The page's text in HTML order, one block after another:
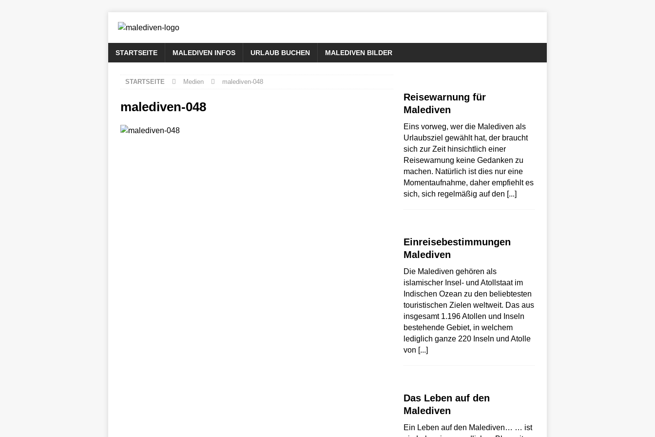
STARTSEITE MALEDIVEN INFOS URLAUB BUCHEN MALEDIVEN BILDER
STARTSEITE Medien malediven-048
malediven-048
Reisewarnung für
Malediven
Eins vorweg, wer die Malediven als
Urlaubsziel gewählt hat, der braucht
sich zur Zeit hinsichtlich einer
Reisewarnung keine Gedanken zu
machen. Natürlich ist dies nur eine
Momentaufnahme, daher empfiehlt es
sich, sich regelmäßig auf den [...]
Einreisebestimmungen
Malediven
Die Malediven gehören als
islamischer Insel- und Atollstaat im
Indischen Ozean zu den beliebtesten
touristischen Zielen weltweit. Das aus
insgesamt 1.196 Atollen und Inseln
bestehende Gebiet, in welchem
lediglich ganze 220 Inseln und Atolle
von [...]
Das Leben auf den
Malediven
Ein Leben auf den Malediven… … ist